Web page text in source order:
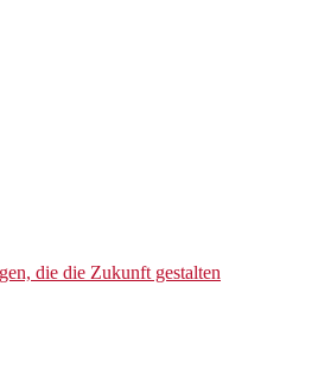
die die Zukunft gestalten